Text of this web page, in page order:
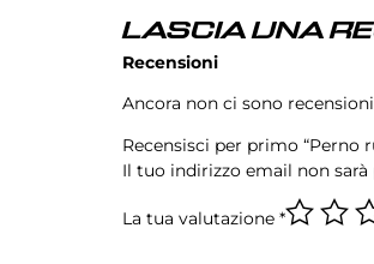
LASCIA UNA
Recensioni
Ancora non ci sono
Recensisci per primo “Perno
Il tuo indirizzo email non
La tua valutazione *